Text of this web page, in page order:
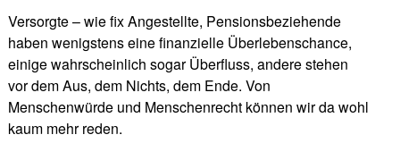
Versorgte – wie fix Angestellte, Pensionsbeziehende
haben wenigstens eine finanzielle Überlebenschance,
einige wahrscheinlich sogar Überfluss, andere stehen
vor dem Aus, dem Nichts, dem Ende. Von
Menschenwürde und Menschenrecht können wir da wohl
kaum mehr reden.